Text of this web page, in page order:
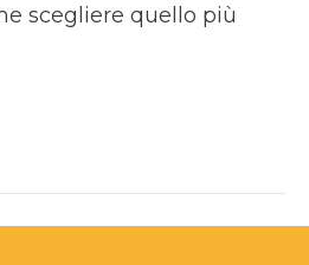
scegliere quello più